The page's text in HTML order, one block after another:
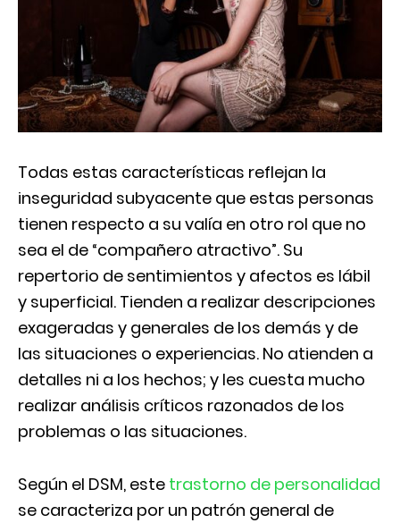
Todas estas características reflejan la
inseguridad subyacente que estas personas
tienen respecto a su valía en otro rol que no
sea el de “compañero atractivo”. Su
repertorio de sentimientos y afectos es lábil
y superficial. Tienden a realizar descripciones
exageradas y generales de los demás y de
las situaciones o experiencias. No atienden a
detalles ni a los hechos; y les cuesta mucho
realizar análisis críticos razonados de los
problemas o las situaciones.
Según el DSM, este trastorno de personalidad
se caracteriza por un patrón general de